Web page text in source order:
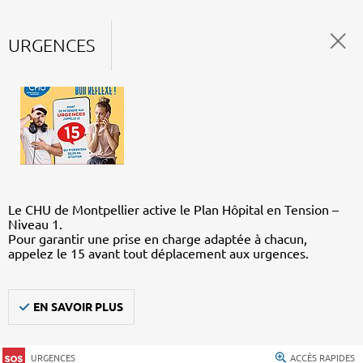
URGENCES
Le CHU de Montpellier active le Plan Hôpital en Tension –
Niveau 1.
Pour garantir une prise en charge adaptée à chacun,
appelez le 15 avant tout déplacement aux urgences.
EN SAVOIR PLUS
URGENCES ACCÈS RAPIDES